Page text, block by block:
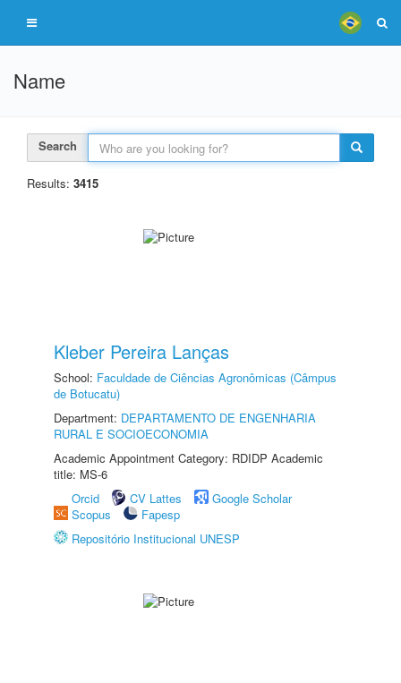
Name
Search
Results: 3415
Kleber Pereira Lanças
School: Faculdade de Ciências Agronômicas (Câmpus
de Botucatu)
Department: DEPARTAMENTO DE ENGENHARIA
RURAL E SOCIOECONOMIA
Academic Appointment Category: RDIDP Academic
title: MS-6
Orcid
CV Lattes
Google Scholar
Scopus
Fapesp
Repositório Institucional UNESP